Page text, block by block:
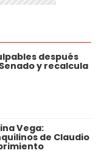
después
y recalcula
Vega:
de Claudio